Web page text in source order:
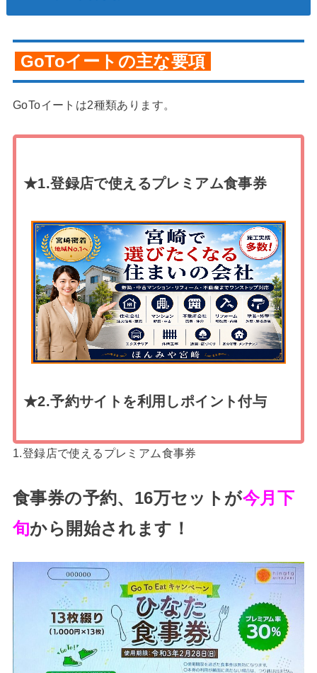
GoToイートの主な要項
GoToイートは2種類あります。
★1.登録店で使えるプレミアム食事券
★2.予約サイトを利用しポイント付与
1.登録店で使えるプレミアム食事券
食事券の予約、16万セットが今月下
旬から開始されます！